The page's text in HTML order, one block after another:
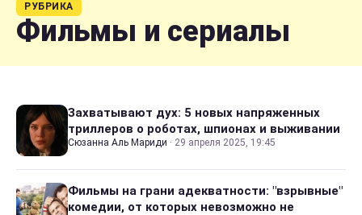
РУБРИКА
Фильмы и сериалы
Захватывают дух: 5 новых напряженных
триллеров о роботах, шпионах и выживании
Сюзанна Аль Мариди · 29 апреля 2025, 19:45
Фильмы на грани адекватности: "взрывные"
комедии, от которых невозможно не